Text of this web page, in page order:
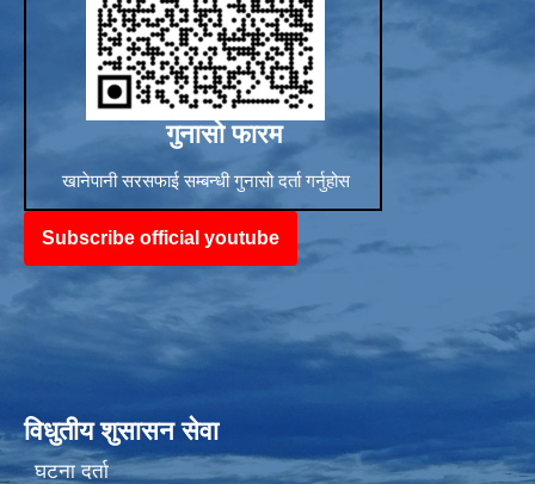
गुनासो फारम
खानेपानी सरसफाई सम्बन्धी गुनासो दर्ता गर्नुहोस
Subscribe official youtube
विधुतीय शुसासन सेवा
घटना दर्ता